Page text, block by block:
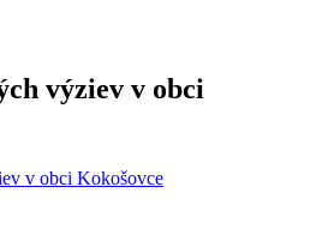
výziev v obci